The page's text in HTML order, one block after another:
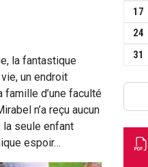
la fantastique
un endroit
famille d’une faculté
n’a reçu aucun
la seule enfant
espoir…
17
24
31